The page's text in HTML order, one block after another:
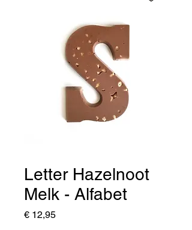
Letter Hazelnoot
Melk - Alfabet
€ 12,95Prijs